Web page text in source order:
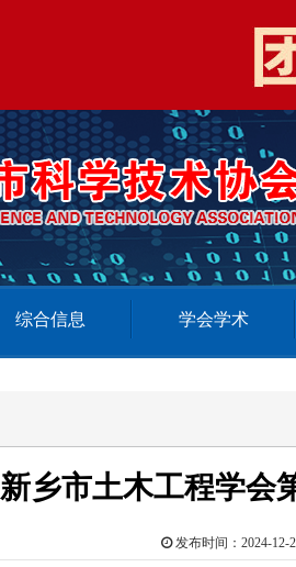
综合信息 学会学术
新乡市土木工程学会
发布时间：2024-